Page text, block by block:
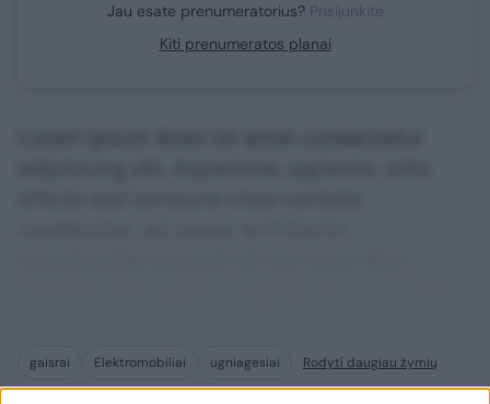
Jau esate prenumeratorius? Prisijunkite
Kiti prenumeratos planai
gaisrai Elektromobiliai ugniagesiai Rodyti daugiau žymių